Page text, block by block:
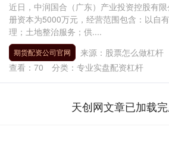
近日，中润国合（广东）产业投资控股有
册资本为5000万元，经营范围包含：以自
理；土地整治服务；供....
期货配资公司官网
来源：股票怎么做杠杆
查看： 70 分类： 专业实盘配资杠杆
天创网文章已加载